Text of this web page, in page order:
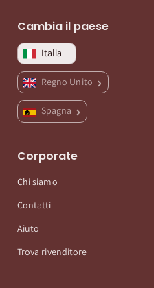
Cambia il paese
Italia
Regno Unito
Spagna
Corporate
Chi siamo
Contatti
Aiuto
Trova rivenditore